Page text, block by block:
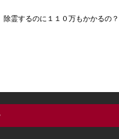
除霊するのに１１０万もかかるの？